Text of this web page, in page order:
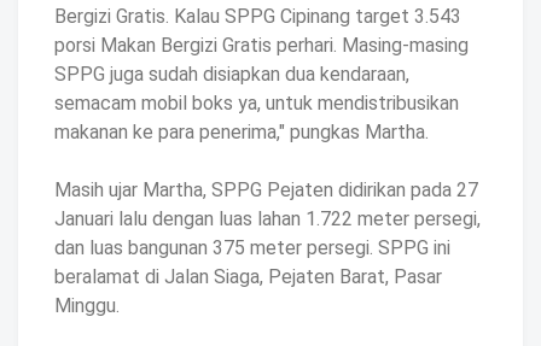
Bergizi Gratis. Kalau SPPG Cipinang target 3.543
porsi Makan Bergizi Gratis perhari. Masing-masing
SPPG juga sudah disiapkan dua kendaraan,
semacam mobil boks ya, untuk mendistribusikan
makanan ke para penerima," pungkas Martha.
Masih ujar Martha, SPPG Pejaten didirikan pada 27
Januari lalu dengan luas lahan 1.722 meter persegi,
dan luas bangunan 375 meter persegi. SPPG ini
beralamat di Jalan Siaga, Pejaten Barat, Pasar
Minggu.